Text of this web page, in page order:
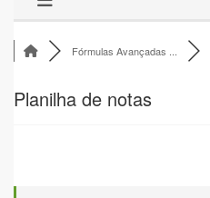
Fórmulas Avançadas ...
Planilha de notas